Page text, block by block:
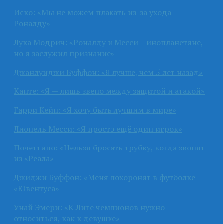
Иско: «Мы не можем плакать из-за ухода
Роналду»
Лука Модрич: «Роналду и Месси – инопланетяне,
но я заслужил признание»
Джанлуиджи Буффон: «Я лучше, чем 5 лет назад»
Канте: «Я — лишь звено между защитой и атакой»
Гарри Кейн: «Я хочу быть лучшим в мире»
Лионель Месси: «Я просто ещё один игрок»
Почеттино: «Нельзя бросать трубку, когда звонят
из «Реала»
Джиджи Буффон: «Меня похоронят в футболке
«Ювентуса»
Унай Эмери: «К Лиге чемпионов нужно
относиться, как к девушке»